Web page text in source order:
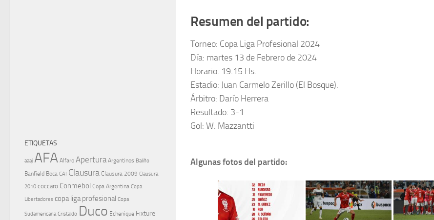
Resumen del partido:
Torneo: Copa Liga Profesional 2024
Día: martes 13 de Febrero de 2024
Horario: 19.15 Hs.
Estadio: Juan Carmelo Zerillo (El Bosque).
Árbitro: Darío Herrera
Resultado: 3-1
Gol: W. Mazzantti
Algunas fotos del partido:
ETIQUETAS
aaaj AFA Alfaro Apertura Argentinos Baliño
Banfield Boca CAI Clausura Clausura 2009 Clausura
2010 coccaro Conmebol Copa Argentina Copa
Libertadores copa liga profesional Copa
Sudamericana Cristaldo Duco Echenique Fixture